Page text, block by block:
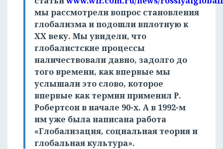
мы рассмотрели вопрос становления
глобализма и подошли вплотную к
XX веку. Мы увидели, что
глобалистские процессы
наличествовали давно, задолго до
того времени, как впервые мы
услышали это слово, которое
впервые как термин применил Р.
Робертсон в начале 90-х. А в 1992-м
им уже была написана работа
«Глобализация, социальная теория и
глобальная культура».